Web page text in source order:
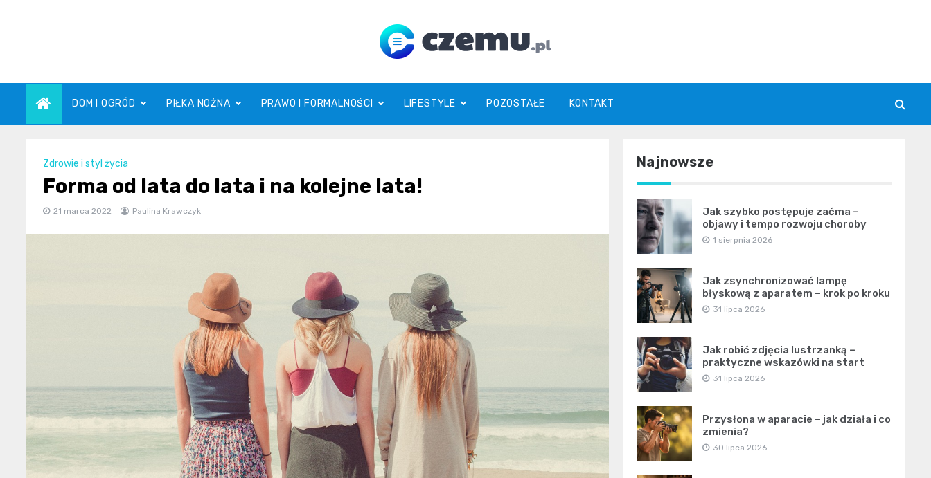
czemu.pl
DOM I OGRÓD PIŁKA NOŻNA PRAWO I FORMALNOŚCI LIFESTYLE POZOSTAŁE KONTAKT
Zdrowie i styl życia
Forma od lata do lata i na kolejne lata!
21 marca 2022 Paulina Krawczyk
Najnowsze
Jak szybko postępuje zaćma –
objawy i tempo rozwoju choroby
1 sierpnia 2026
Jak zsynchronizować lampę
błyskową z aparatem – krok po kroku
31 lipca 2026
Jak robić zdjęcia lustrzanką –
praktyczne wskazówki na start
31 lipca 2026
Przysłona w aparacie – jak działa i co
zmienia?
30 lipca 2026